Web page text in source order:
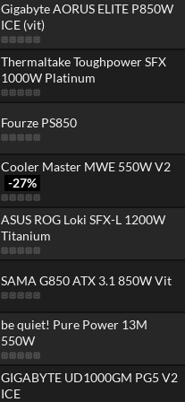
Gigabyte AORUS ELITE P850W
ICE (vit)
Thermaltake Toughpower SFX
1000W Platinum
Fourze PS850
Cooler Master MWE 550W V2
-27%
ASUS ROG Loki SFX-L 1200W
Titanium
SAMA G850 ATX 3.1 850W Vit
be quiet! Pure Power 13M
550W
GIGABYTE UD1000GM PG5 V2
ICE